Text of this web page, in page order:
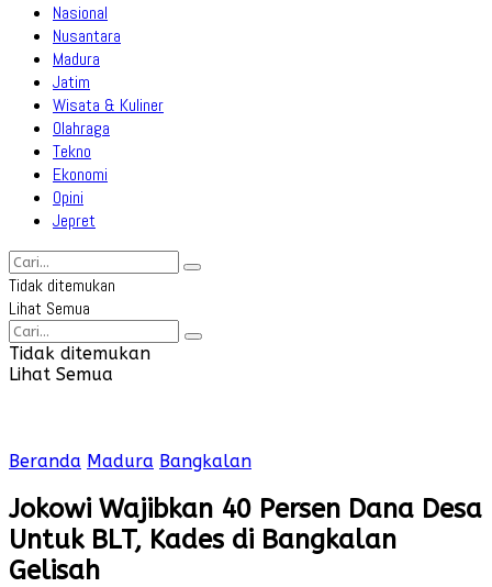
Nasional
Nusantara
Madura
Jatim
Wisata & Kuliner
Olahraga
Tekno
Ekonomi
Opini
Jepret
Tidak ditemukan
Lihat Semua
Tidak ditemukan
Lihat Semua
Beranda Madura Bangkalan
Jokowi Wajibkan 40 Persen Dana Desa
Untuk BLT, Kades di Bangkalan
Gelisah